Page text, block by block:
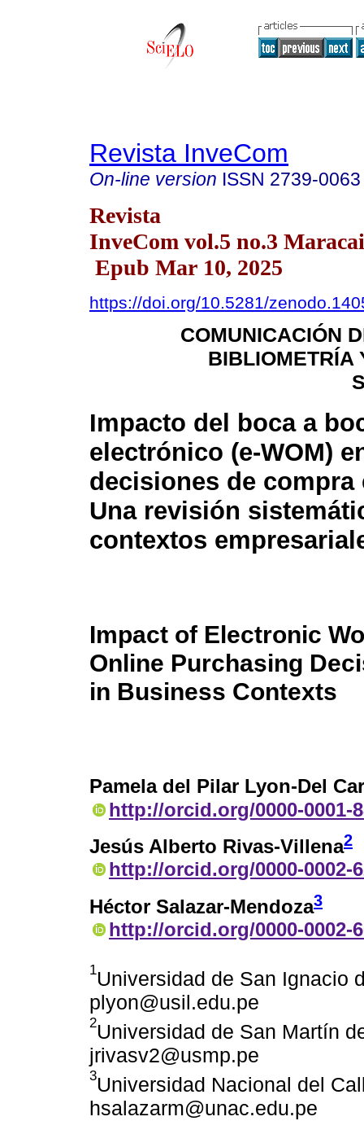
Revista InveCom
On-line version ISSN 2739-0063
Revista
InveCom vol.5 no.3
Epub Mar 10, 2025
https://doi.org/10.5281/
COMUNICACIÓN
BIBLIOMETRÍA
Impacto del boca a
electrónico (e-WOM)
decisiones de compra
Una revisión
contextos
Impact of Electronic
Online Purchasing
in Business Contexts
Pamela del Pilar Lyon-Del
http://orcid.org/0000-0001-
Jesús Alberto Rivas-Villena2
http://orcid.org/0000-0002-
Héctor Salazar-Mendoza3
http://orcid.org/0000-0002-
1Universidad de San Ignacio
plyon@usil.edu.pe
2Universidad de San Martín
jrivasv2@usmp.pe
3Universidad Nacional del
hsalazarm@unac.edu.pe